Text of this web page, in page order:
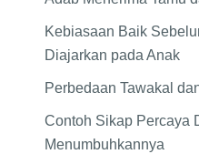
Kebiasaan Baik
Diajarkan pada Anak
Perbedaan Tawakal
Contoh Sikap Percaya
Menumbuhkannya